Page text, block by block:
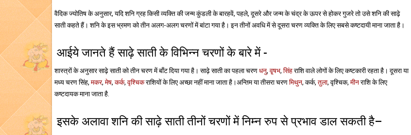
वैदिक ज्योतिष के अनुसार, यदि शनि ग्रह किसी व्यक्ति की जन्म कुंडली के बारहवें, पहले, दूसरे और जन्म के चंद्र के ऊपर से होकर गुजरे तो उसे शनि की साढ़े
साती कहते हैं। शनि के इस भ्रमण को तीन अलग-अलग चरणों में बांटा गया है। इन तीनों अवधि में से दूसरा चरण व्यक्ति के लिए सबसे कष्टदायी माना जाता है।
आईये जानते हैं साढ़े साती के विभिन्न चरणों के बारे में -
शास्त्रों के अनुसार साढ़े साती को तीन चरण में बाँट दिया गया है। साढ़े साती का पहला चरणधनु, वृ्षभ, सिंहराशि वाले लोगों के लिए कष्टकारी रहता है। दूसरा या
मध्य चरण सिंह, मकर, मेष, कर्क, वृश्चिकराशियों के लिए अच्छा नहीं माना जाता है।अन्तिम या तीसरा चरणमिथुन, कर्क, तुला, वृश्चिक, मीनराशि के लिए
कष्टदायक माना जाता है.
इसके अलावा शनि की साढ़े साती तीनों चरणों में निम्न रुप से प्रभाव डाल सकती है–